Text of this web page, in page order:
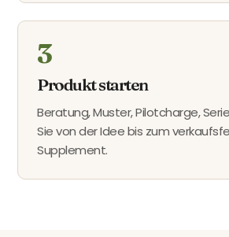
3
Produkt starten
Beratung, Muster, Pilotcharge,
Sie von der Idee bis zum
Supplement.